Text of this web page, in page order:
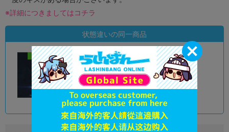
※詳細につきましてはコチラ
状態違いの同一商品
新入荷 状態 :B
アバンティ京都店
在庫あり 1,390円 税込